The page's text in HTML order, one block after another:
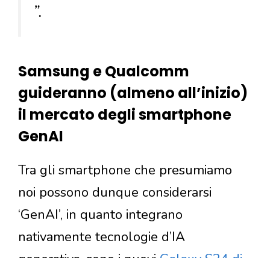
”.
Samsung e Qualcomm
guideranno (almeno all’inizio)
il mercato degli smartphone
GenAI
Tra gli smartphone che presumiamo
noi possono dunque considerarsi
‘GenAI’, in quanto integrano
nativamente tecnologie d’IA